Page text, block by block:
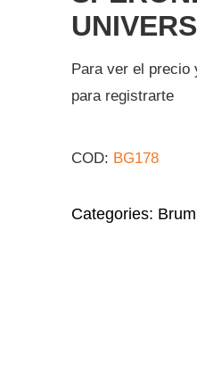
Para ver el precio
para registrarte
COD: BG178
Categories: